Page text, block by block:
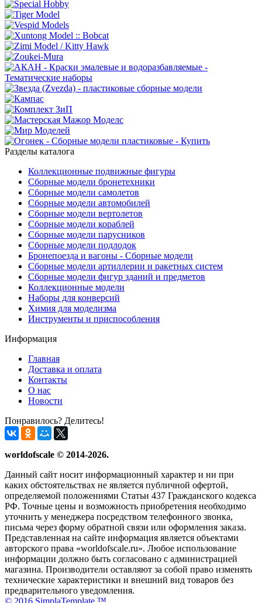
Разделы каталога
Коллекционные подвижные фигуры
Сборные модели бронетехники
Сборные модели самолетов
Сборные модели автомобилей
Сборные модели вертолетов
Сборные модели кораблей
Сборные модели парусников
Сборные модели подлодок
Бронепоезда и вагоны - Сборные модели
Сборные модели артиллерии и ракетных систем
Сборные модели фигур зданий и предметов
Коллекционные модели
Наборы для конверсий
Химия для моделизма
Инструменты и приспособления
Информация
Главная
Доставка и оплата
Контакты
О нас
Новости
Понравилось? Делитесь!
worldofscale © 2014-2026.
Данный сайт носит информационный характер и ни при
каких обстоятельствах не является публичной офертой,
определяемой положениями Статьи 437 Гражданского кодекса
РФ. Точные цены и возможность приобретения необходимо
уточнить у менеджера посредством телефонного звонка,
письма через форму обратной связи или оформления заказа.
Представленная на сайте информация является объектами
авторского права «worldofscale.ru». Любое использование
информации должно быть согласовано с администрацией
магазина. Производители оставляют за собой право изменять
технические характеристики и внешний вид товаров без
предварительного уведомления.
© 2016 SimplaTemplate ™